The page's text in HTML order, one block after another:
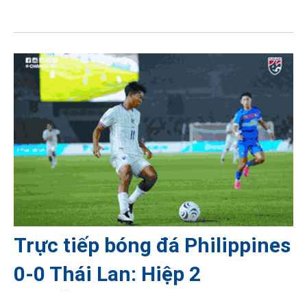
Trực tiếp bóng đá Philippines
0-0 Thái Lan: Hiệp 2